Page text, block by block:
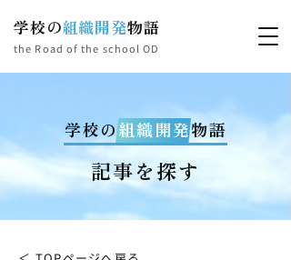
学校の組織開発物語
the Road of the school OD
学校の組織開発物語
記事を探す